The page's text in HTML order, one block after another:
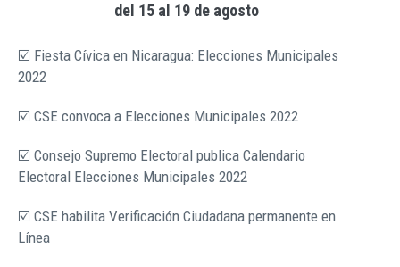
del 15 al 19 de agosto
☑️ Fiesta Cívica en Nicaragua: Elecciones Municipales
2022
☑️ CSE convoca a Elecciones Municipales 2022
☑️ Consejo Supremo Electoral publica Calendario
Electoral Elecciones Municipales 2022
☑️ CSE habilita Verificación Ciudadana permanente en
Línea